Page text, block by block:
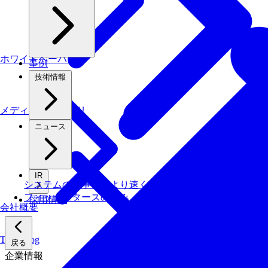
ホワイトペーパー
Tech Blog
メディアライブラリ
事例
技術情報
ニュース
IR
採用情報
戻る
企業情報
会社概要
システムの仕事を、より速く・安く・省エネでこなす技
フィックスターズの​強み